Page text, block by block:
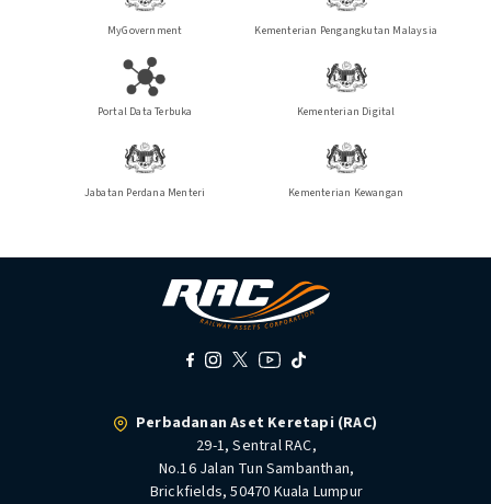
MyGovernment Kementerian Pengangkutan Malaysia
Portal Data Terbuka Kementerian Digital
Jabatan Perdana Menteri Kementerian Kewangan
Perbadanan Aset Keretapi (RAC)
29-1, Sentral RAC,
No.16 Jalan Tun Sambanthan,
Brickfields, 50470 Kuala Lumpur